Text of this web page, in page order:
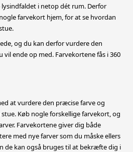
i netop dét rum. Derfor
farvekort hjem, for at se hvordan
og du kan derfor vurdere den
ende op med. Farvekortene fås i 360
at vurdere den præcise farve og
Køb nogle forskellige farvekort, og
Farvekortene giver dig både
med nye farver som du måske ellers
de kan også bruges til at bekræfte dig i